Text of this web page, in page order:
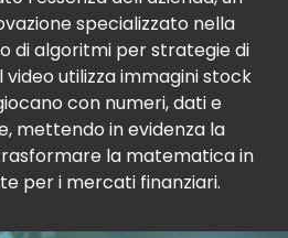
specializzato nella
di algoritmi per strategie di
video utilizza immagini stock
con numeri, dati e
mettendo in evidenza la
la matematica in
per i mercati finanziari.